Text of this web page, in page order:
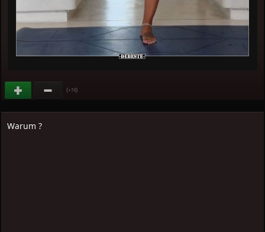
(+74)
Warum ?